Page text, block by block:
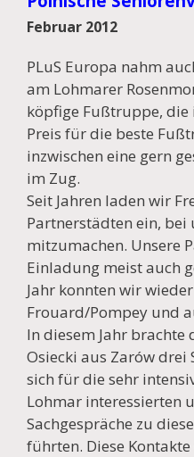
Februar 2012
PLuS Europa nahm
am Lohmarer
köpfige Fußtruppe, die
Preis für die beste
inzwischen eine gern
im Zug.
Seit Jahren laden wir
Partnerstädten ein,
mitzumachen. Unsere
Einladung meist auch
Jahr konnten wir
Frouard/Pompey und
In diesem Jahr brachte
Osiecki aus Zarów
sich für die sehr
Lohmar interessierten
Sachgespräche zu
führten. Diese